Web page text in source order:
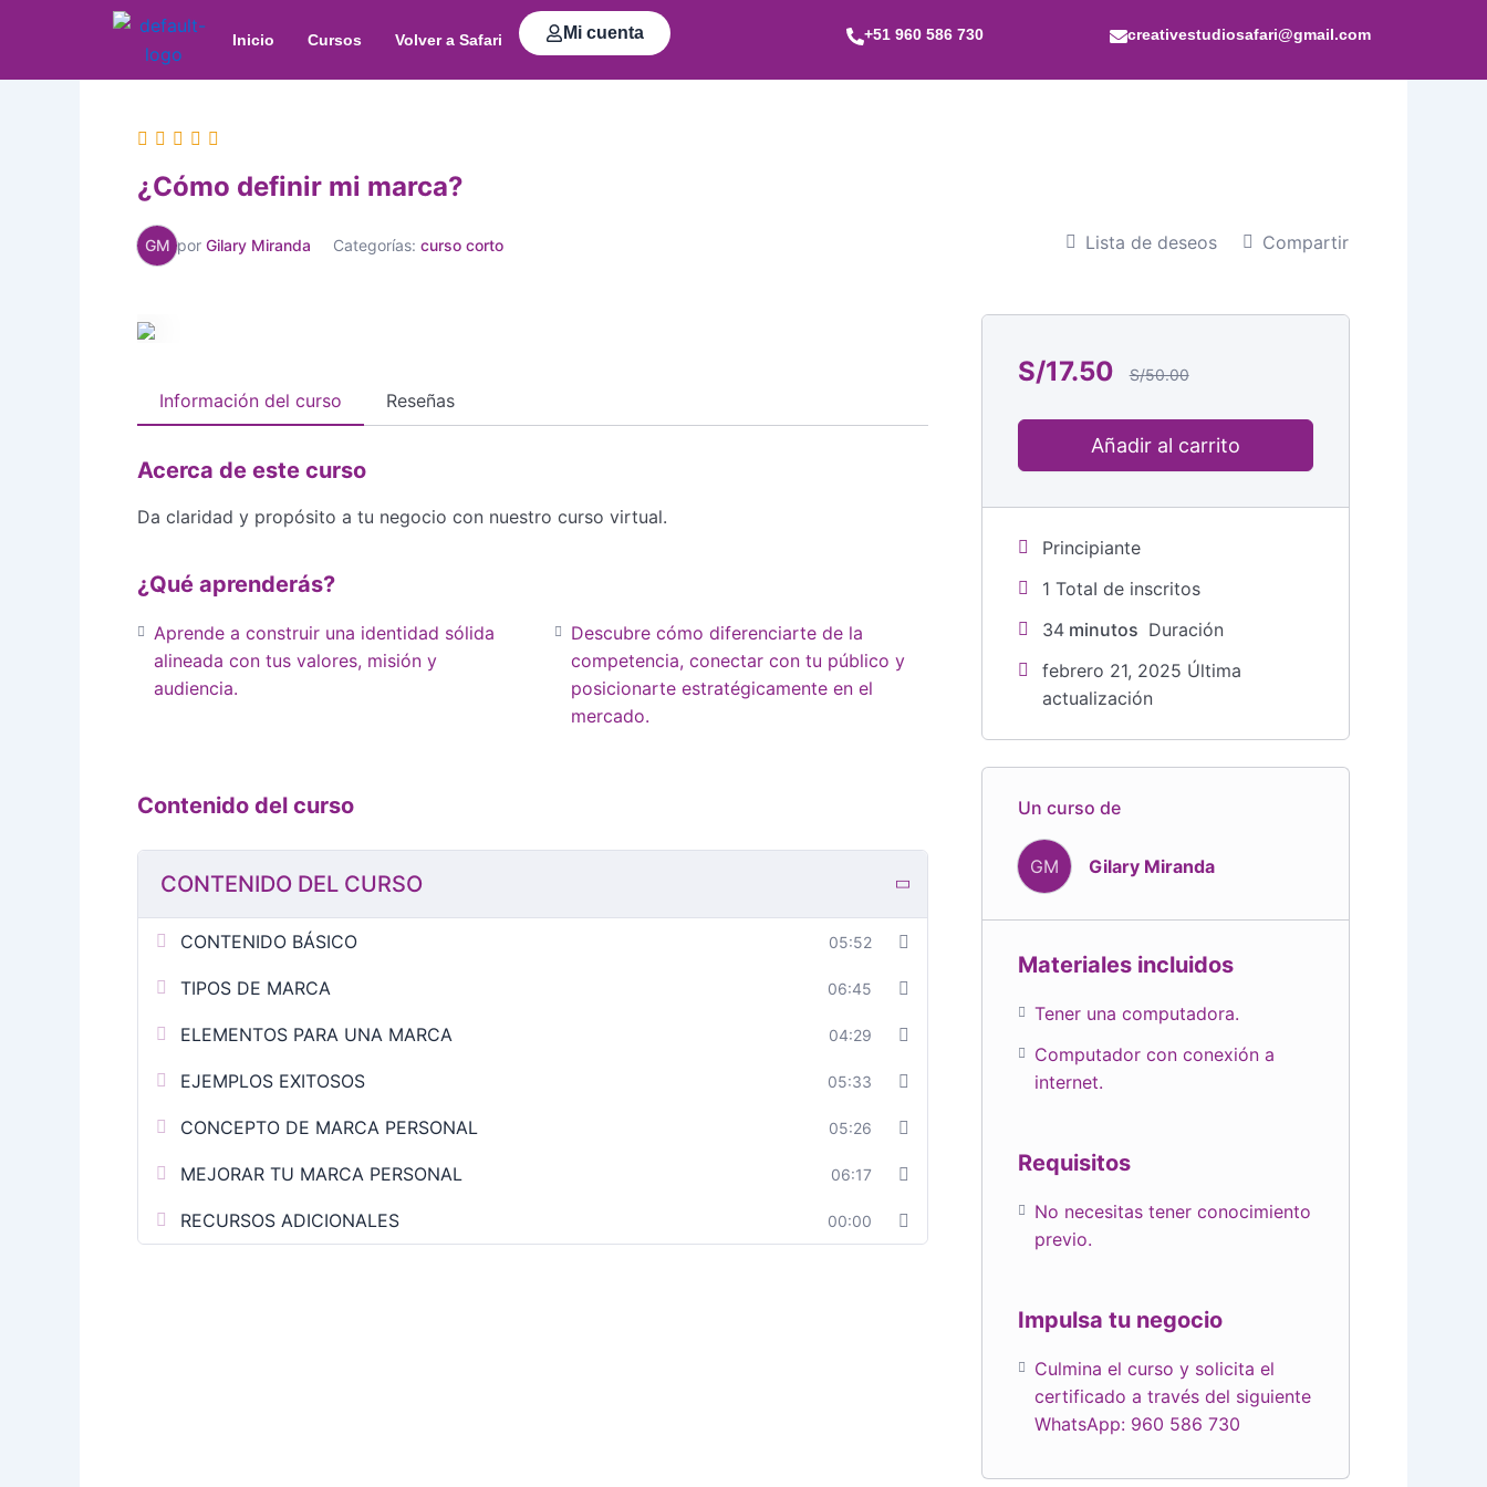
+51 960 586 730 creativestudiosafari@gmail.com
Inicio Cursos Volver a Safari Mi cuenta
¿Cómo definir mi marca?
GM por Gilary Miranda Categorías: curso corto Lista de deseos Compartir
Información del curso Reseñas
Acerca de este curso
Da claridad y propósito a tu negocio con nuestro curso virtual.
¿Qué aprenderás?
Aprende a construir una identidad sólida
alineada con tus valores, misión y
audiencia.
Descubre cómo diferenciarte de la
competencia, conectar con tu público y
posicionarte estratégicamente en el
mercado.
Contenido del curso
CONTENIDO DEL CURSO
CONTENIDO BÁSICO 05:52
TIPOS DE MARCA 06:45
ELEMENTOS PARA UNA MARCA 04:29
EJEMPLOS EXITOSOS 05:33
CONCEPTO DE MARCA PERSONAL 05:26
MEJORAR TU MARCA PERSONAL 06:17
RECURSOS ADICIONALES 00:00
S/17.50 S/50.00
Añadir al carrito
Principiante
1 TotaI de inscritos
34minutos Duración
febrero 21, 2025 Última
actualización
Un curso de
GM Gilary Miranda
Materiales incluidos
Tener una computadora.
Computador con conexión a
internet.
Requisitos
No necesitas tener conocimiento
previo.
Culmina el curso y solicita el
certificado a través del siguiente
WhatsApp: 960 586 730